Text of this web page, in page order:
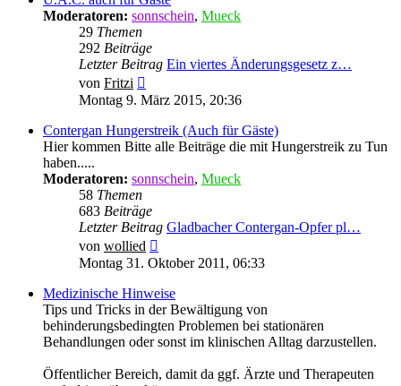
Moderatoren: sonnschein, Mueck
29 Themen
292 Beiträge
Letzter Beitrag Ein viertes Änderungsgesetz z…
von Fritzi
Beitrag
Montag 9. März 2015, 20:36
Contergan Hungerstreik (Auch für Gäste)
Hier kommen Bitte alle Beiträge die mit Hungerstreik zu Tun
haben.....
Moderatoren: sonnschein, Mueck
58 Themen
683 Beiträge
Letzter Beitrag Gladbacher Contergan-Opfer pl…
von wollied
Beitrag
Montag 31. Oktober 2011, 06:33
Medizinische Hinweise
Tips und Tricks in der Bewältigung von
behinderungsbedingten Problemen bei stationären
Behandlungen oder sonst im klinischen Alltag darzustellen.
Öffentlicher Bereich, damit da ggf. Ärzte und Therapeuten